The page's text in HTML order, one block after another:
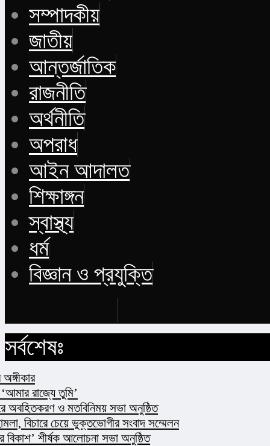
সম্পাদকীয়
জাতীয়
আন্তর্জাতিক
রাজনীতি
অর্থনীতি
অপরাধ
আইন আদালত
শিক্ষাঙ্গন
স্বাস্থ্য
ধর্ম
বিজ্ঞান ও প্রযুক্তি
সর্বশেষঃ
রাজ্যে তুমি’
ও মতবিনিময় সভা অনুষ্ঠিত
চেয়ে ভুক্তভোগীর সংবাদ সম্মেলন
শীর্ষক আলোচনা সভা অনুষ্ঠিত